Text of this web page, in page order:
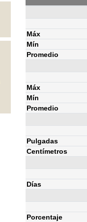
Máx
Mín
Promedio
Máx
Mín
Promedio
Pulgadas
Centímetros
Días
Porcentaje